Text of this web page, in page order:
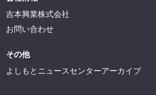
法務・規約
プライバシーポリシー
反社会的勢力排除宣言
会社情報